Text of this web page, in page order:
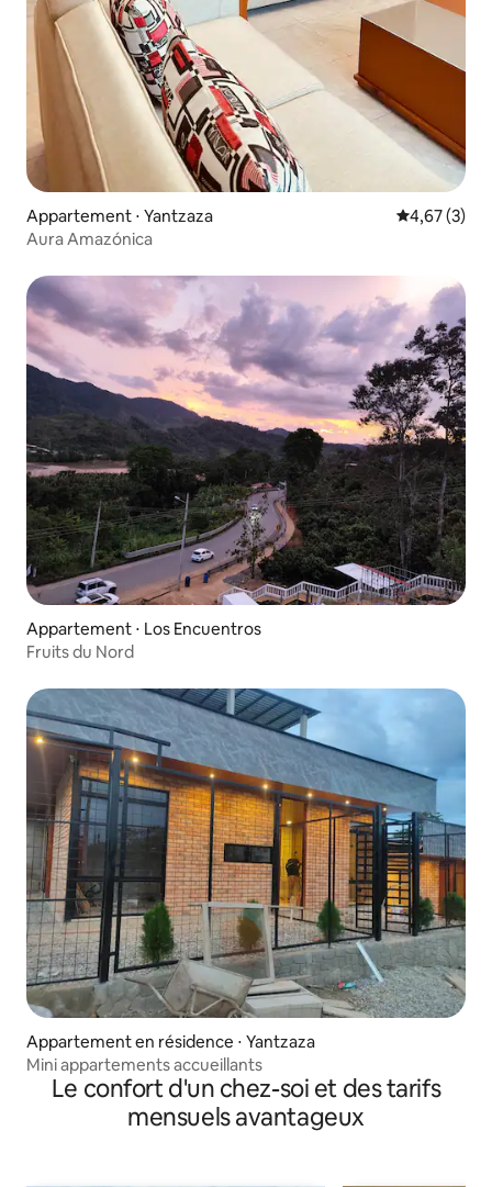
Appartement ⋅ Yantzaza Évaluation
4,67 (3)
Aura Amazónica
Appartement ⋅ Los Encuentros
Fruits du Nord
Appartement en résidence ⋅ Yantzaza
Mini appartements accueillants
Le confort d'un chez-soi et des tarifs
mensuels avantageux